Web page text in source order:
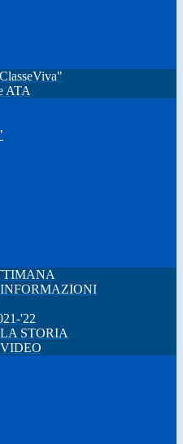
ATA
INFORMAZIONI
'22
LA STORIA
VIDEO